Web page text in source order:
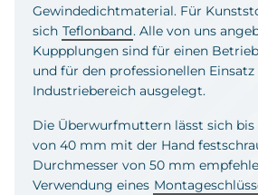
Gewindedichtmaterial. Für
sich Teflonband. Alle von uns
Kuppplungen sind für einen
und für den professionellen
Industriebereich ausgelegt.
Die Überwurfmuttern lässt sich bis
von 40 mm mit der Hand
Durchmesser von 50 mm
Verwendung eines